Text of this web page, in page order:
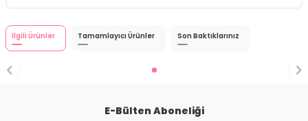
İlgili Ürünler Tamamlayıcı Ürünler Son Baktıklarınız
E-Bülten Aboneliği